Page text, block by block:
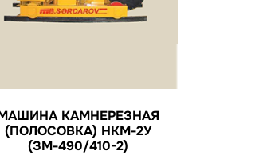
КАМНЕРЕЗНАЯ
(ПОЛОСОВКА) НКМ-2У
(ЗМ-490/410-2)